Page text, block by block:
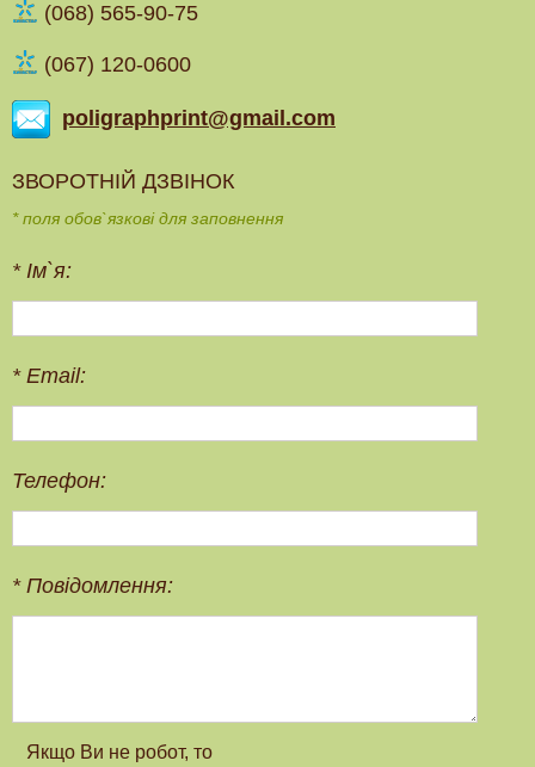
(‎068) 565-90-75
(067) 120-0600
poligraphprint@gmail.com
ЗВОРОТНІЙ ДЗВІНОК
* поля обов`язкові для заповнення
*Ім`я:
*Email:
Телефон:
*Повідомлення: